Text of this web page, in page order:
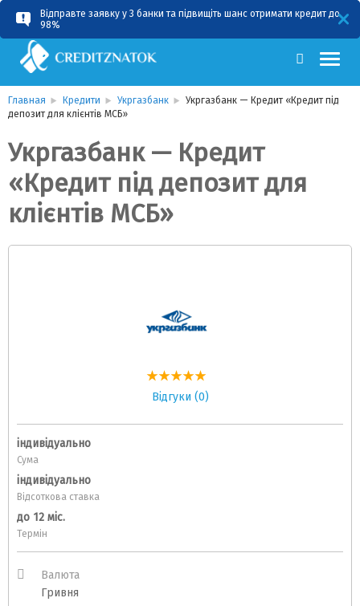
Відправте заявку у 3 банки та підвищіть шанс отримати кредит до
98%
RU UA
Главная Кредити Укргазбанк
Укргазбанк — Кредит «Кредит під
депозит для клієнтів МСБ»
Укргазбанк — Кредит
«Кредит під депозит для
клієнтів МСБ»
Відгуки (0)
індивідуально
Сума
індивідуально
Відсоткова ставка
до 12 міс.
Термін
Валюта
Гривня